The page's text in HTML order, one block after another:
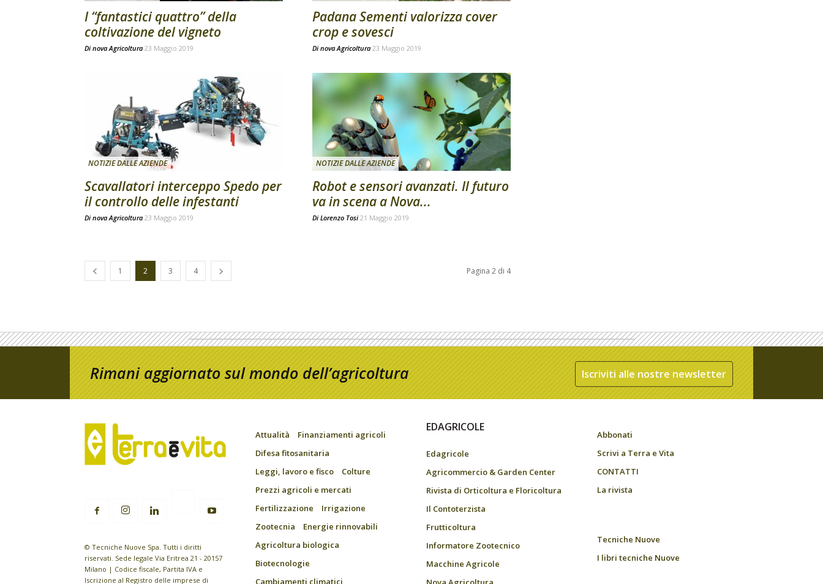
I “fantastici quattro” della
coltivazione del vigneto
Di nova Agricoltura 23 Maggio 2019
Padana Sementi valorizza cover
crop e sovesci
Di nova Agricoltura 23 Maggio 2019
NOTIZIE DALLE AZIENDE
Scavallatori interceppo Spedo per
il controllo delle infestanti
Di nova Agricoltura 23 Maggio 2019
NOTIZIE DALLE AZIENDE
Robot e sensori avanzati. Il futuro
va in scena a Nova...
Di Lorenzo Tosi 21 Maggio 2019
1 2 3 4 Pagina 2 di 4
Rimani aggiornato sul mondo dell’agricoltura Iscriviti alle nostre newsletter
© Tecniche Nuove Spa. Tutti i diritti
riservati. Sede legale Via Eritrea 21 - 20157
Milano | Codice fiscale, Partita IVA e
Iscrizione al Registro delle imprese di
Attualità
Finanziamenti agricoli
Difesa fitosanitaria
Leggi, lavoro e fisco
Colture
Prezzi agricoli e mercati
Fertilizzazione
Irrigazione
Zootecnia
Energie rinnovabili
Agricoltura biologica
Biotecnologie
Cambiamenti climatici
EDAGRICOLE
Edagricole
Agricommercio & Garden Center
Rivista di Orticoltura e Floricoltura
Il Contoterzista
Frutticoltura
Informatore Zootecnico
Macchine Agricole
Abbonati
Scrivi a Terra e Vita
CONTATTI
La rivista
Tecniche Nuove
I libri tecniche Nuove